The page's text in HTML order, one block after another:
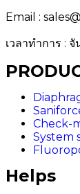
Email :
เวลาทำการ :
Check-
System
Helps